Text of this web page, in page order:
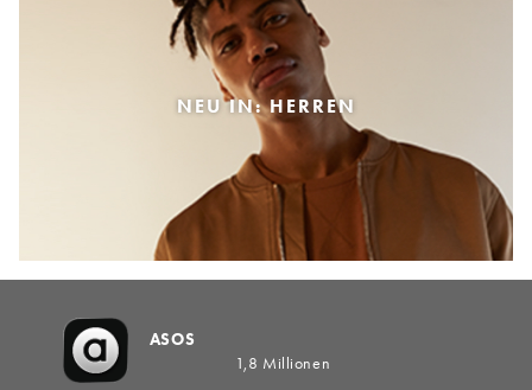
NEU IN: HERREN
ASOS
1,8 Millionen